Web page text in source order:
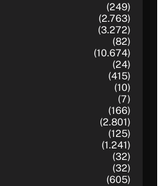
(249)
(2.763)
(3.272)
(82)
(10.674)
(24)
(415)
(10)
(7)
(166)
(2.801)
(125)
(1.241)
(32)
(32)
(605)